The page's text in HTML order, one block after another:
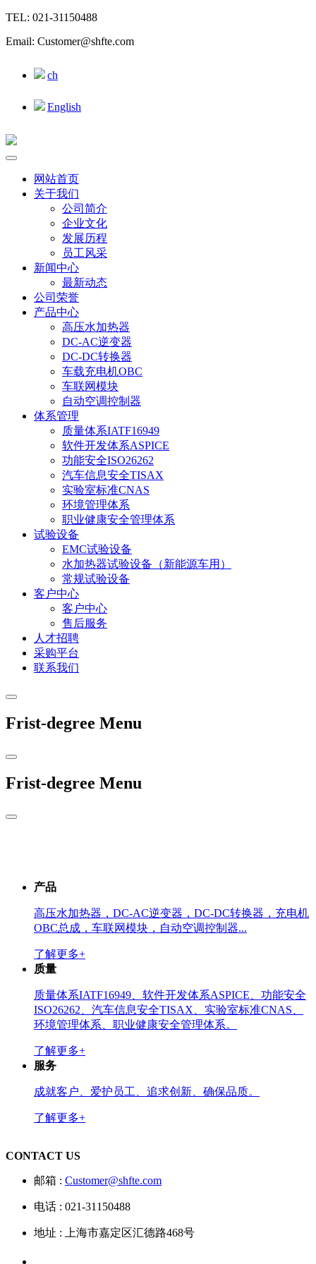
TEL: 021-31150488
Email: Customer@shfte.com
ch
English
网站首页
关于我们
公司简介
企业文化
发展历程
员工风采
新闻中心
最新动态
公司荣誉
产品中心
高压水加热器
DC-AC逆变器
DC-DC转换器
车载充电机OBC
车联网模块
自动空调控制器
体系管理
质量体系IATF16949
软件开发体系ASPICE
功能安全ISO26262
汽车信息安全TISAX
实验室标准CNAS
环境管理体系
职业健康安全管理体系
试验设备
EMC试验设备
水加热器试验设备（新能源车用）
常规试验设备
客户中心
客户中心
售后服务
人才招聘
采购平台
联系我们
Frist-degree Menu
Frist-degree Menu
产品
高压水加热器，DC-AC逆变器，DC-DC转换器，充电机
OBC总成，车联网模块，自动空调控制器...
了解更多+
质量
质量体系IATF16949、软件开发体系ASPICE、功能安全
ISO26262、汽车信息安全TISAX、实验室标准CNAS、
环境管理体系、职业健康安全管理体系。
了解更多+
服务
成就客户、爱护员工、追求创新、确保品质。
了解更多+
CONTACT US
邮箱 : Customer@shfte.com
电话 : 021-31150488
地址 : 上海市嘉定区汇德路468号